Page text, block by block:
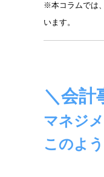
※本コラムでは
います。
＼会計
マネジ
このよ